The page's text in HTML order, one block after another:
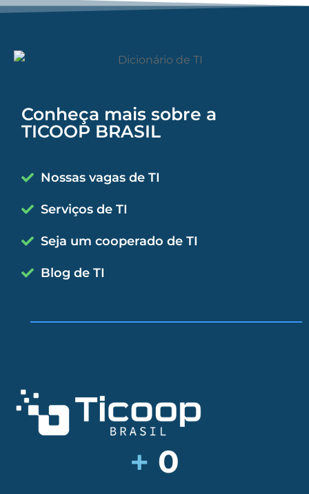
Conheça mais sobre a
TICOOP BRASIL
Nossas vagas de TI
Serviços de TI
Seja um cooperado de TI
Blog de TI
+ 0